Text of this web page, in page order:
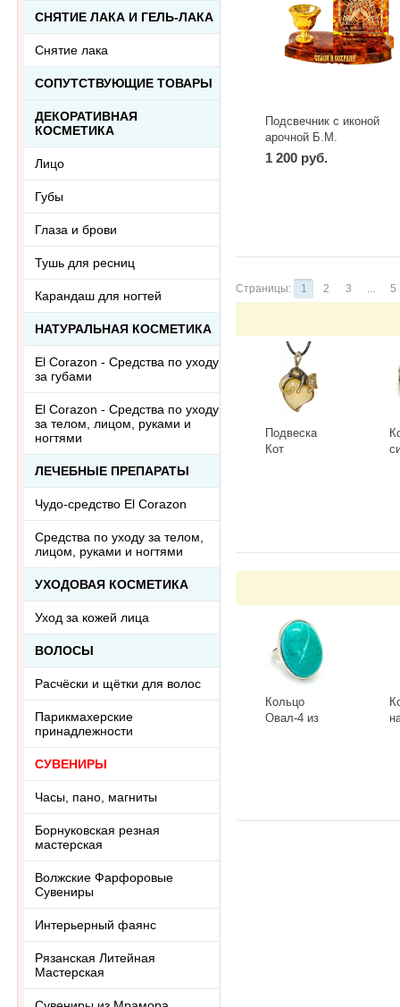
Подсвечник с иконой
арочной Б.М.
Семистрельная 2170.1
1 200 руб.
Страницы: 1 2 3 ... 5
Подвеска
Кот
Кольцо
Овал-4 из
СНЯТИЕ ЛАКА И ГЕЛЬ-ЛАКА
Снятие лака
СОПУТСТВУЮЩИЕ ТОВАРЫ
ДЕКОРАТИВНАЯ
КОСМЕТИКА
Лицо
Губы
Глаза и брови
Тушь для ресниц
Карандаш для ногтей
НАТУРАЛЬНАЯ КОСМЕТИКА
El Corazon - Средства по уходу
за губами
El Corazon - Средства по уходу
за телом, лицом, руками и
ногтями
ЛЕЧЕБНЫЕ ПРЕПАРАТЫ
Чудо-средство El Corazon
Средства по уходу за телом,
лицом, руками и ногтями
УХОДОВАЯ КОСМЕТИКА
Уход за кожей лица
ВОЛОСЫ
Расчёски и щётки для волос
Парикмахерские
принадлежности
СУВЕНИРЫ
Часы, пано, магниты
Борнуковская резная
мастерская
Волжские Фарфоровые
Сувениры
Интерьерный фаянс
Рязанская Литейная
Мастерская